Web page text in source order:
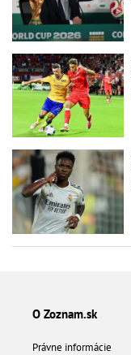
O Zoznam.sk
Právne informácie